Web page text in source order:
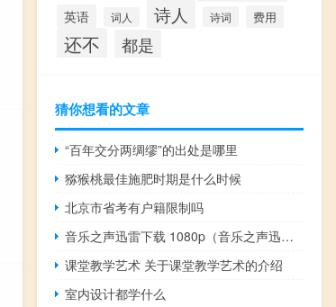
英语 词人 诗人 诗词 费用
还不 都是
猜你想看的文章
“百年交分两绸缪”的出处是哪里
猕猴桃最佳施肥时期是什么时候
北京市省考有户籍限制吗
音乐之声迅雷下载 1080p（音乐之声迅雷下载）
课堂教学艺术 关于课堂教学艺术的介绍
室内设计都学什么